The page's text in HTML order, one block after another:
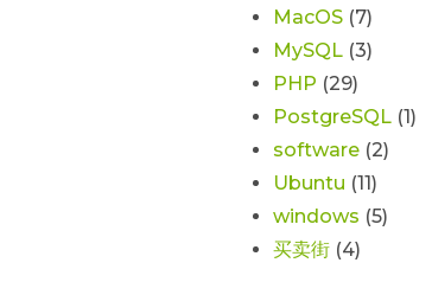
MacOS (7)
MySQL (3)
PHP (29)
PostgreSQL (1)
software (2)
Ubuntu (11)
windows (5)
买卖街 (4)